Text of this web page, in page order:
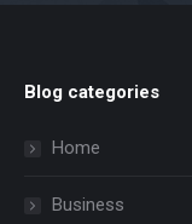
Blog categories
Home
Business